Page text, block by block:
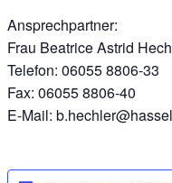
Ansprechpartner:
Frau Beatrice Astrid
Telefon: 06055 8806-33
Fax: 06055 8806-40
E-Mail: